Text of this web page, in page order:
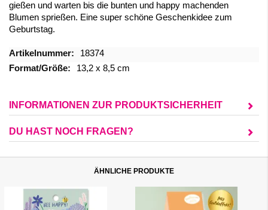
gießen und warten bis die bunten und happy machenden
Blumen sprießen. Eine super schöne Geschenkidee zum
Geburtstag.
Mehr
Informationen
18374
13,2 x 8,5 cm
INFORMATIONEN ZUR PRODUKTSICHERHEIT
DU HAST NOCH FRAGEN?
ÄHNLICHE PRODUKTE